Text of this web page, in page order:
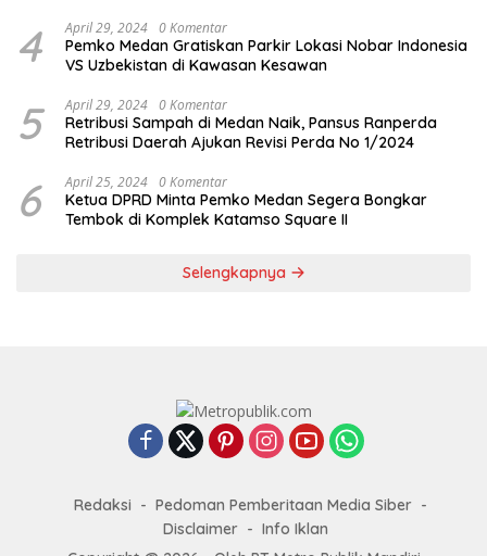
4 April 29, 2024 0 Komentar
Pemko Medan Gratiskan Parkir Lokasi Nobar Indonesia
VS Uzbekistan di Kawasan Kesawan
5 April 29, 2024 0 Komentar
Retribusi Sampah di Medan Naik, Pansus Ranperda
Retribusi Daerah Ajukan Revisi Perda No 1/2024
6 April 25, 2024 0 Komentar
Ketua DPRD Minta Pemko Medan Segera Bongkar
Tembok di Komplek Katamso Square II
Selengkapnya
Redaksi
Pedoman Pemberitaan Media Siber
Disclaimer
Info Iklan